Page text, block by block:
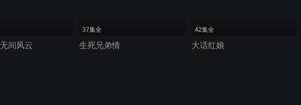
间风云
37集全
生死兄弟情
42集全
大话红娘